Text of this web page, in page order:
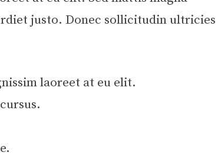
justo. Donec sollicitudin ultricies
laoreet at eu elit.